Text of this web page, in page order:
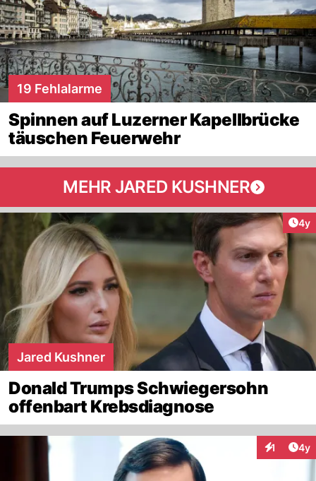
19 Fehlalarme
Spinnen auf Luzerner Kapellbrücke
täuschen Feuerwehr
MEHR JARED KUSHNER
4y
Jared Kushner
Donald Trumps Schwiegersohn
offenbart Krebsdiagnose
1 4y